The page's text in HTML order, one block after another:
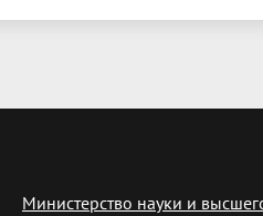
Министерство науки и